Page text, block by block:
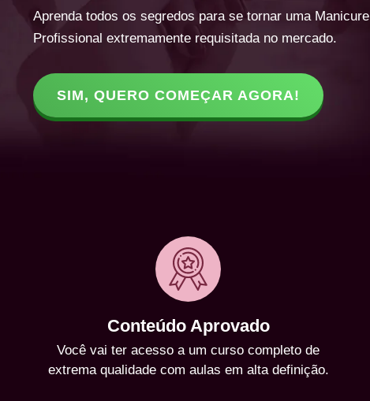
Aprenda todos os segredos para se tornar uma Manicure
Profissional extremamente requisitada no mercado.
SIM, QUERO COMEÇAR AGORA!
Conteúdo Aprovado
Você vai ter acesso a um curso completo de
extrema qualidade com aulas em alta definição.